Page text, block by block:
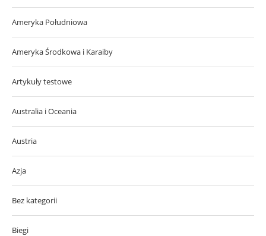
Ameryka Południowa
Ameryka Środkowa i Karaiby
Artykuły testowe
Australia i Oceania
Austria
Azja
Bez kategorii
Biegi